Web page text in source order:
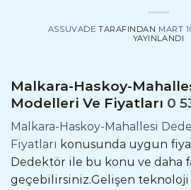
ASSUVADE TARAFINDAN MART
YAYINLANDI
Malkara-Haskoy-
Modelleri Ve Fiyatları 0
Malkara-Haskoy-Mahallesi
Fiyatları konusunda uygun
Dedektör ile bu konu ve daha
geçebilirsiniz.Gelişen